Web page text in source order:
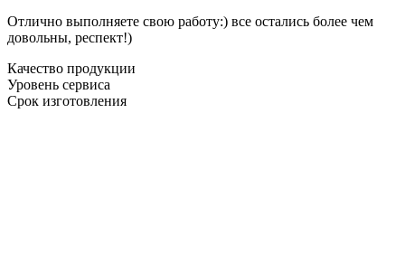
Отлично выполняете свою работу:) все остались более чем
довольны, респект!)
Качество продукции
Уровень сервиса
Срок изготовления